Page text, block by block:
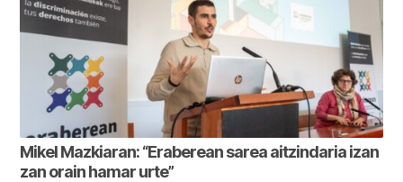
Mikel Mazkiaran: “Eraberean sarea aitzindaria izan
zan orain hamar urte”